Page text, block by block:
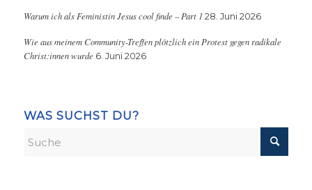
Warum ich als Feministin Jesus cool finde – Part 1 28. Juni 2026
Wie aus meinem Community-Treffen plötzlich ein Protest gegen radikale
Christ:innen wurde 6. Juni 2026
WAS SUCHST DU?